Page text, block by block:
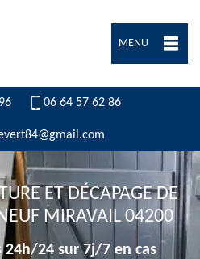
MENU
06 64 57 62 86
ET DÉCAPAGE DE
MIRAVAIL 04200
24h/24 sur 7j/7 en cas